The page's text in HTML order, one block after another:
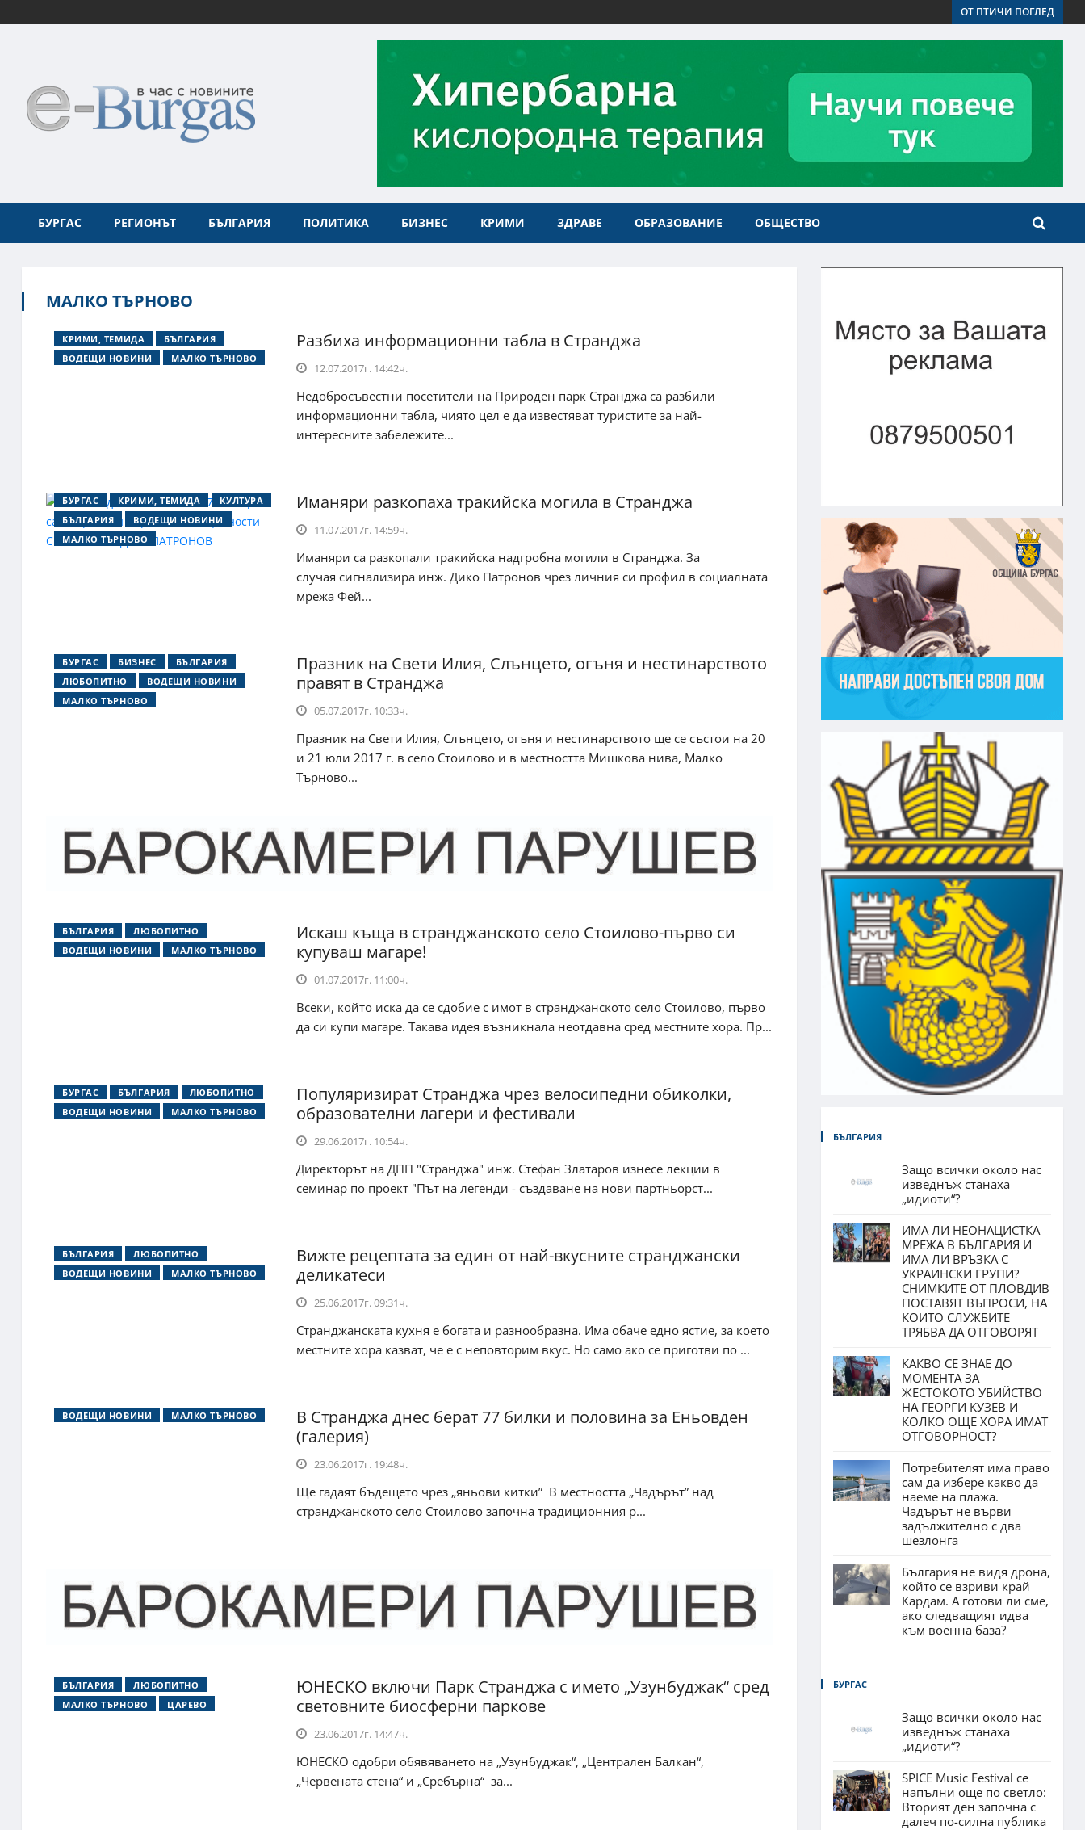
ОТ ПТИЧИ ПОГЛЕД
БУРГАС РЕГИОНЪТ БЪЛГАРИЯ ПОЛИТИКА БИЗНЕС КРИМИ ЗДРАВЕ ОБРАЗОВАНИЕ ОБЩЕСТВО
МАЛКО ТЪРНОВО
КРИМИ, ТЕМИДА
БЪЛГАРИЯ
ВОДЕЩИ НОВИНИ
МАЛКО ТЪРНОВО
Разбиха информационни табла в Странджа
12.07.2017г. 14:42ч.
Недобросъвестни посетители на Природен парк Странджа са разбили
информационни табла, чиято цел е да известяват туристите за най-
интересните забележите...
БУРГАС КРИМИ, ТЕМИДА
КУЛТУРА
БЪЛГАРИЯ
ВОДЕЩИ НОВИНИ
МАЛКО ТЪРНОВО
Иманяри разкопаха тракийска могила в Странджа
11.07.2017г. 14:59ч.
Иманяри са разкопали тракийска надгробна могили в Странджа. За
случая сигнализира инж. Дико Патронов чрез личния си профил в социалната
мрежа Фей...
БУРГАС БИЗНЕС
БЪЛГАРИЯ
ЛЮБОПИТНО
ВОДЕЩИ НОВИНИ
МАЛКО ТЪРНОВО
Празник на Свети Илия, Слънцето, огъня и нестинарството
правят в Странджа
05.07.2017г. 10:33ч.
Празник на Свети Илия, Слънцето, огъня и нестинарството ще се състои на 20
и 21 юли 2017 г. в село Стоилово и в местността Мишкова нива, Малко
Търново...
БЪЛГАРИЯ
ЛЮБОПИТНО
ВОДЕЩИ НОВИНИ
МАЛКО ТЪРНОВО
Искаш къща в странджанското село Стоилово-първо си
купуваш магаре!
01.07.2017г. 11:00ч.
Всеки, който иска да се сдобие с имот в странджанското село Стоилово, първо
да си купи магаре. Такава идея възникнала неотдавна сред местните хора. Пр...
БУРГАС БЪЛГАРИЯ
ЛЮБОПИТНО
ВОДЕЩИ НОВИНИ
МАЛКО ТЪРНОВО
Популяризират Странджа чрез велосипедни обиколки,
образователни лагери и фестивали
29.06.2017г. 10:54ч.
Директорът на ДПП "Странджа" инж. Стефан Златаров изнесе лекции в
семинар по проект "Път на легенди - създаване на нови партньорст...
БЪЛГАРИЯ
ЛЮБОПИТНО
ВОДЕЩИ НОВИНИ
МАЛКО ТЪРНОВО
Вижте рецептата за един от най-вкусните странджански
деликатеси
25.06.2017г. 09:31ч.
Странджанската кухня е богата и разнообразна. Има обаче едно ястие, за което
местните хора казват, че е с неповторим вкус. Но само ако се приготви по ...
ВОДЕЩИ НОВИНИ МАЛКО ТЪРНОВО
В Странджа днес берат 77 билки и половина за Еньовден
(галерия)
23.06.2017г. 19:48ч.
Ще гадаят бъдещето чрез „яньови китки” В местността „Чадърът” над
странджанското село Стоилово започна традиционния р...
БЪЛГАРИЯ
ЛЮБОПИТНО
МАЛКО ТЪРНОВО
ЦАРЕВО
ЮНЕСКО включи Парк Странджа с името „Узунбуджак“ сред
световните биосферни паркове
23.06.2017г. 14:47ч.
ЮНЕСКО одобри обявяването на „Узунбуджак“, „Централен Балкан“,
„Червената стена“ и „Сребърна“ за...
БЪЛГАРИЯ
Защо всички около нас
изведнъж станаха
„идиоти“?
ИМА ЛИ НЕОНАЦИСТКА
МРЕЖА В БЪЛГАРИЯ И
ИМА ЛИ ВРЪЗКА С
УКРАИНСКИ ГРУПИ?
СНИМКИТЕ ОТ ПЛОВДИВ
ПОСТАВЯТ ВЪПРОСИ, НА
КОИТО СЛУЖБИТЕ
ТРЯБВА ДА ОТГОВОРЯТ
КАКВО СЕ ЗНАЕ ДО
МОМЕНТА ЗА
ЖЕСТОКОТО УБИЙСТВО
НА ГЕОРГИ КУЗЕВ И
КОЛКО ОЩЕ ХОРА ИМАТ
ОТГОВОРНОСТ?
Потребителят има право
сам да избере какво да
наеме на плажа.
Чадърът не върви
задължително с два
шезлонга
България не видя дрона,
който се взриви край
Кардам. А готови ли сме,
ако следващият идва
към военна база?
БУРГАС
Защо всички около нас
изведнъж станаха
„идиоти“?
SPICE Music Festival се
напълни още по светло:
Вторият ден започна с
далеч по-силна публика